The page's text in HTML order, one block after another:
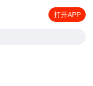
打开APP